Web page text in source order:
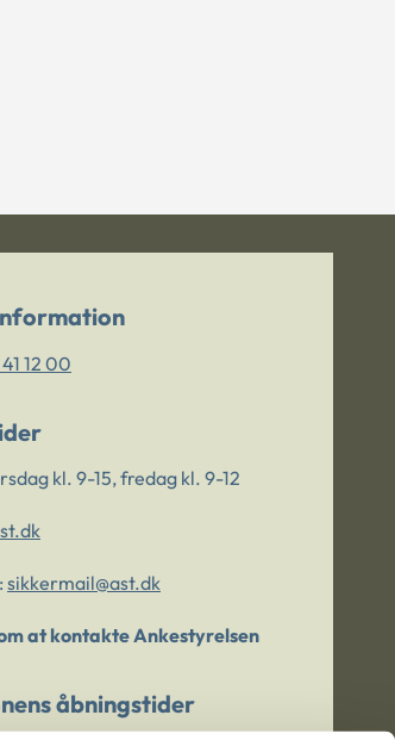
12 00
kl. 9-15, fredag kl. 9-12
sikkermail@ast.dk
at kontakte Ankestyrelsen
åbningstider